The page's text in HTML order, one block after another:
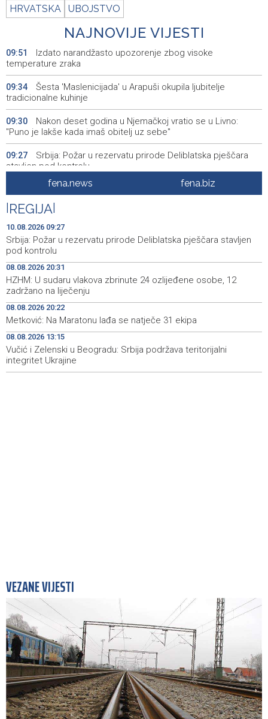
HRVATSKA UBOJSTVO
NAJNOVIJE VIJESTI
09:51
Izdato narandžasto upozorenje zbog visoke
temperature zraka
09:34
Šesta 'Maslenicijada' u Arapuši okupila ljubitelje
tradicionalne kuhinje
09:30
Nakon deset godina u Njemačkoj vratio se u Livno:
"Puno je lakše kada imaš obitelj uz sebe"
09:27
Srbija: Požar u rezervatu prirode Deliblatska pješčara
stavljen pod kontrolu
Požar u Konjicu lokaliziran, požar kod Neuma i dalje
aktivan
09:26
Blood donation drive taking place today at Transfusion
Medicine Institute in Sarajevo
08:53
borbi za titulu 80 ekipa
08:43
Separatisti u Alberti uz Trumpovu podršku jačaju
kampanju za otcjepljenje od Kanade
08:40 Danas isplata invalidnina za juli u Federaciji BiH
08:39
Najave foto i video servisa za 10. 8. 2026. godine
(ponedjeljak)
fena.news fena.biz
REGIJA
10.08.2026 09:27
Srbija: Požar u rezervatu prirode Deliblatska pješčara stavljen
pod kontrolu
08.08.2026 20:31
HZHM: U sudaru vlakova zbrinute 24 ozlijeđene osobe, 12
zadržano na liječenju
08.08.2026 20:22
Metković: Na Maratonu lađa se natječe 31 ekipa
08.08.2026 13:15
Vučić i Zelenski u Beogradu: Srbija podržava teritorijalni
integritet Ukrajine
VEZANE VIJESTI